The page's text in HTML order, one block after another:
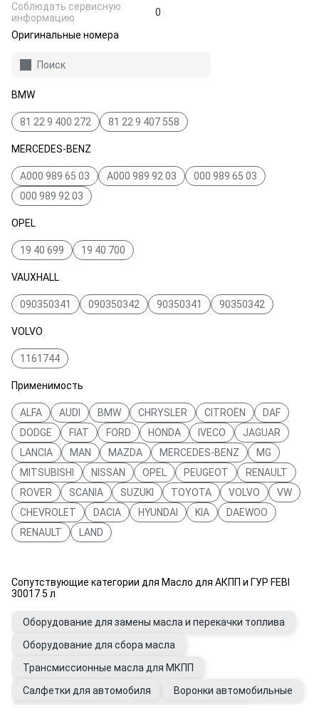
Соблюдать сервисную
информацию
0
Оригинальные номера
Поиск
BMW
81 22 9 400 272 81 22 9 407 558
MERCEDES-BENZ
A000 989 65 03 A000 989 92 03
000 989 65 03
000 989 92 03
OPEL
19 40 699 19 40 700
VAUXHALL
090350341 090350342 90350341 90350342
VOLVO
1161744
Применимость
ALFA AUDI BMW CHRYSLER CITROËN
DAF
DODGE
FIAT FORD HONDA IVECO
JAGUAR
LANCIA
MAN MAZDA MERCEDES-BENZ
MG
MITSUBISHI
NISSAN OPEL PEUGEOT
RENAULT
ROVER
SCANIA SUZUKI TOYOTA VOLVO
VW
CHEVROLET
DACIA HYUNDAI KIA
DAEWOO
RENAULT
LAND
Сопутствующие категории для Масло для АКПП и ГУР FEBI
30017 5 л
Оборудование для замены масла и перекачки топлива
Оборудование для сбора масла
Трансмиссионные масла для МКПП
Салфетки для автомобиля
Воронки автомобильные